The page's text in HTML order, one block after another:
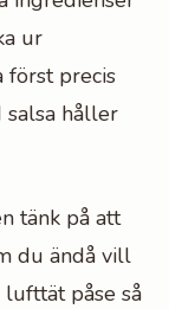
ur
först precis
salsa håller
tänk på att
du ändå vill
påse så